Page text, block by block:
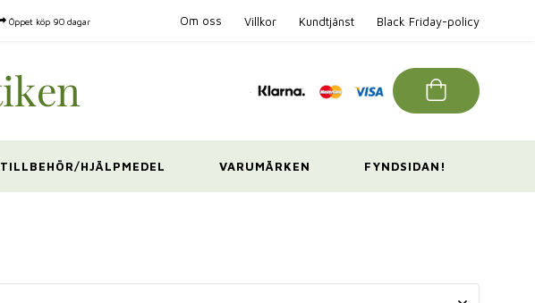
Öppet köp 90 dagar Om oss Villkor Kundtjänst Black Friday-policy
TILLBEHÖR/HJÄLPMEDEL VARUMÄRKEN FYNDSIDAN!